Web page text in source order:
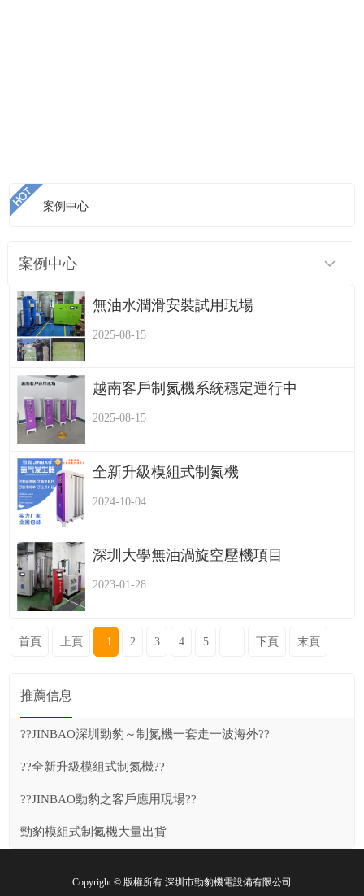
案例中心
案例中心
無油水潤滑安裝試用現場
2025-08-15
越南客戶制氮機系統穩定運行中
2025-08-15
全新升級模組式制氮機
2024-10-04
深圳大學無油渦旋空壓機項目
2023-01-28
首頁 上頁 1 2 3 4 5 下頁 末頁
推薦信息
??JINBAO深圳勁豹～制氮機一套走一波海外??
??全新升級模組式制氮機??
??JINBAO勁豹之客戶應用現場??
勁豹模組式制氮機大量出貨
Copyright © 版權所有 深圳市勁豹機電設備有限公司